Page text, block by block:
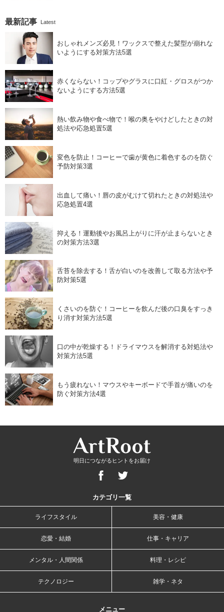
最新記事 Latest
おしゃれメンズ必見！ワックスで整えた髪型が崩れな
いようにする対策方法5選
赤くならない！コップやグラスに口紅・グロスがつか
ないようにする方法5選
熱い飲み物や食べ物で！喉の奥をやけどしたときの対
処法や応急処置5選
変色を防止！コーヒーで歯が黄色に着色するのを防ぐ
予防対策3選
出血して痛い！唇の皮がむけて切れたときの対処法や
応急処置4選
抑える！運動後やお風呂上がりに汗が止まらないとき
の対策方法3選
舌苔を除去する！舌が白いのを改善して取る方法や予
防対策5選
くさいのを防ぐ！コーヒーを飲んだ後の口臭をすっき
り消す対策方法5選
口の中が乾燥する！ドライマウスを解消する対処法や
対策方法5選
もう疲れない！マウスやキーボードで手首が痛いのを
防ぐ対策方法4選
明日につながるヒントをお届け
カテゴリ一覧
ライフスタイル 美容・健康
恋愛・結婚 仕事・キャリア
メンタル・人間関係 料理・レシピ
テクノロジー 雑学・ネタ
メニュー